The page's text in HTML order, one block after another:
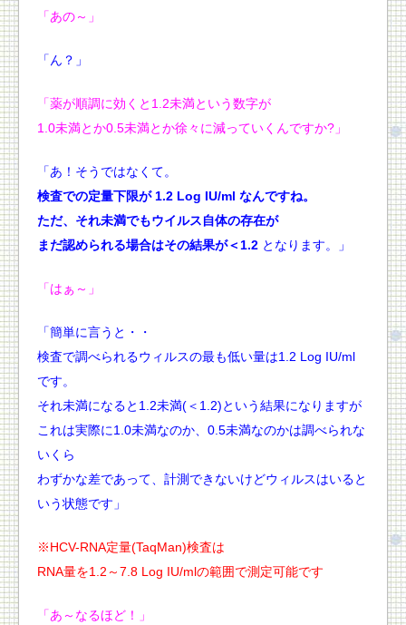
「あの～」
「ん？」
「薬が順調に効くと1.2未満という数字が
1.0未満とか0.5未満とか徐々に減っていくんですか?」
「あ！そうではなくて。
検査での定量下限が 1.2 Log IU/ml なんですね。
ただ、それ未満でもウイルス自体の存在が
まだ認められる場合はその結果が＜1.2 となります。」
「はぁ～」
「簡単に言うと・・
検査で調べられるウィルスの最も低い量は1.2 Log IU/ml
です。
それ未満になると1.2未満(＜1.2)という結果になりますが
これは実際に1.0未満なのか、0.5未満なのかは調べられな
いくら
わずかな差であって、計測できないけどウィルスはいると
いう状態です」
※HCV-RNA定量(TaqMan)検査は
RNA量を1.2～7.8 Log IU/mlの範囲で測定可能です
「あ～なるほど！」